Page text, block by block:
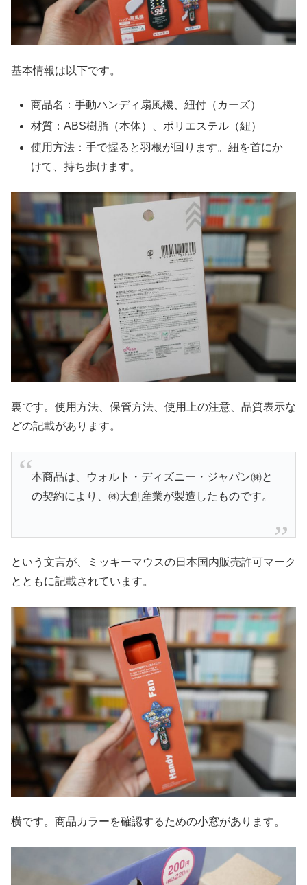
基本情報は以下です。
商品名：手動ハンディ扇風機、紐付（カーズ）
材質：ABS樹脂（本体）、ポリエステル（紐）
使用方法：手で握ると羽根が回ります。紐を首にか
けて、持ち歩けます。
裏です。使用方法、保管方法、使用上の注意、品質表示な
どの記載があります。
本商品は、ウォルト・ディズニー・ジャパン㈱と
の契約により、㈱大創産業が製造したものです。
という文言が、ミッキーマウスの日本国内販売許可マーク
とともに記載されています。
横です。商品カラーを確認するための小窓があります。